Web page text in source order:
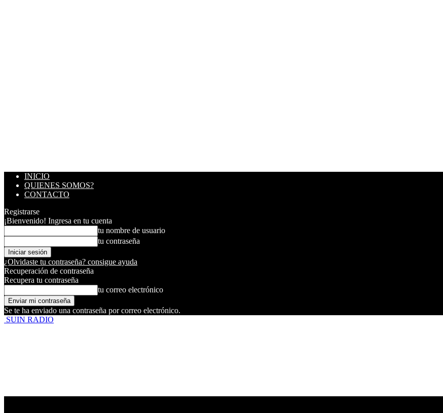
INICIO
QUIENES SOMOS?
CONTACTO
Registrarse
¡Bienvenido! Ingresa en tu cuenta
tu nombre de usuario
tu contraseña
¿Olvidaste tu contraseña? consigue ayuda
Recuperación de contraseña
Recupera tu contraseña
tu correo electrónico
Se te ha enviado una contraseña por correo electrónico.
SUIN RADIO